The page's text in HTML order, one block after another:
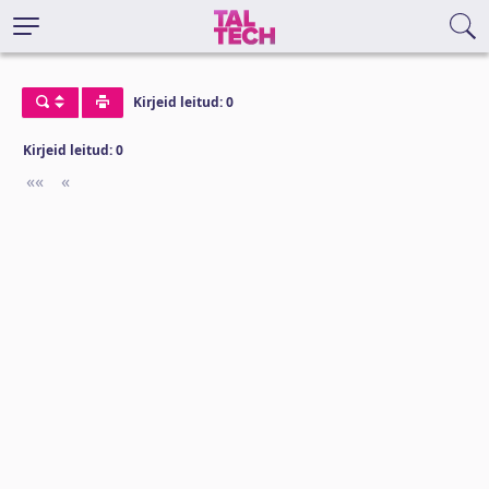
Kirjeid leitud: 0
Kirjeid leitud: 0
«« First
«